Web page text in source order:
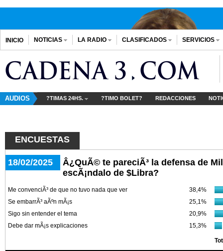
INICIO NOTICIAS LA RADIO CLASIFICADOS SERVICIOS
AUDIOS ?TIMAS 24HS. ?TIMO BOLET? REDACCIONES
ENCUESTAS
18/02/2025
Â¿QuÃ© te pareciÃ³ la defensa de
escÃ¡ndalo de $Libra?
Me convenciÃ³ de que no tuvo nada que ver
38,4%
Se embarrÃ³ aÃºn mÃ¡s
25,1%
Sigo sin entender el tema
20,9%
Debe dar mÃ¡s explicaciones
15,3%